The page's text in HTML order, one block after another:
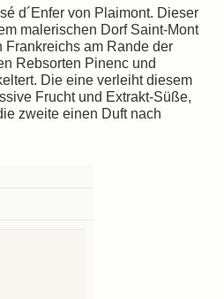
d´Enfer von Plaimont. Dieser
malerischen Dorf Saint-Mont
Frankreichs am Rande der
Rebsorten Pinenc und
Die eine verleiht diesem
Frucht und Extrakt-Süße,
zweite einen Duft nach